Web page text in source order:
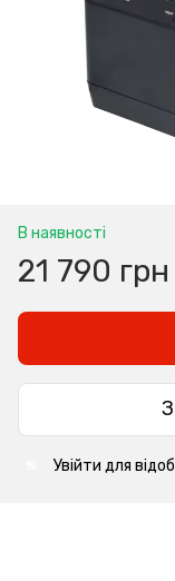
В наявності
21 790 грн
Увійти для